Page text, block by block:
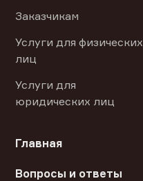
Заказчикам
Услуги для физических
лиц
Услуги для
юридических лиц
Главная
Вопросы и ответы